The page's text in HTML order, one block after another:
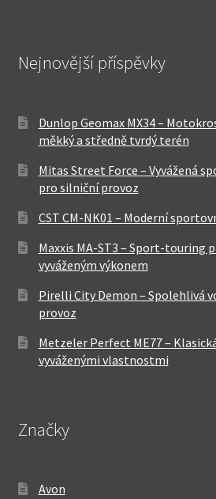
Nejnovější příspěvky
Dunlop Geomax MX34 –
měkký a středně tvrdý terén
Mitas Street Force – Vyvážená
pro silniční provoz
CST CM-NK01 – Moderní
Maxxis MA-ST3 – Sport-touring
vyváženým výkonem
Pirelli City Demon – Spolehlivá
provoz
Metzeler Perfect ME77 –
vyváženými vlastnostmi
Značky
Avon